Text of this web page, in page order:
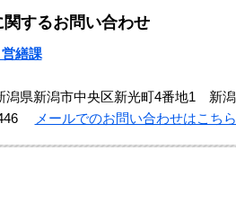
関するお問い合わせ
繕課
潟県新潟市中央区新光町4番地1 新
メールでのお問い合わせはこちら